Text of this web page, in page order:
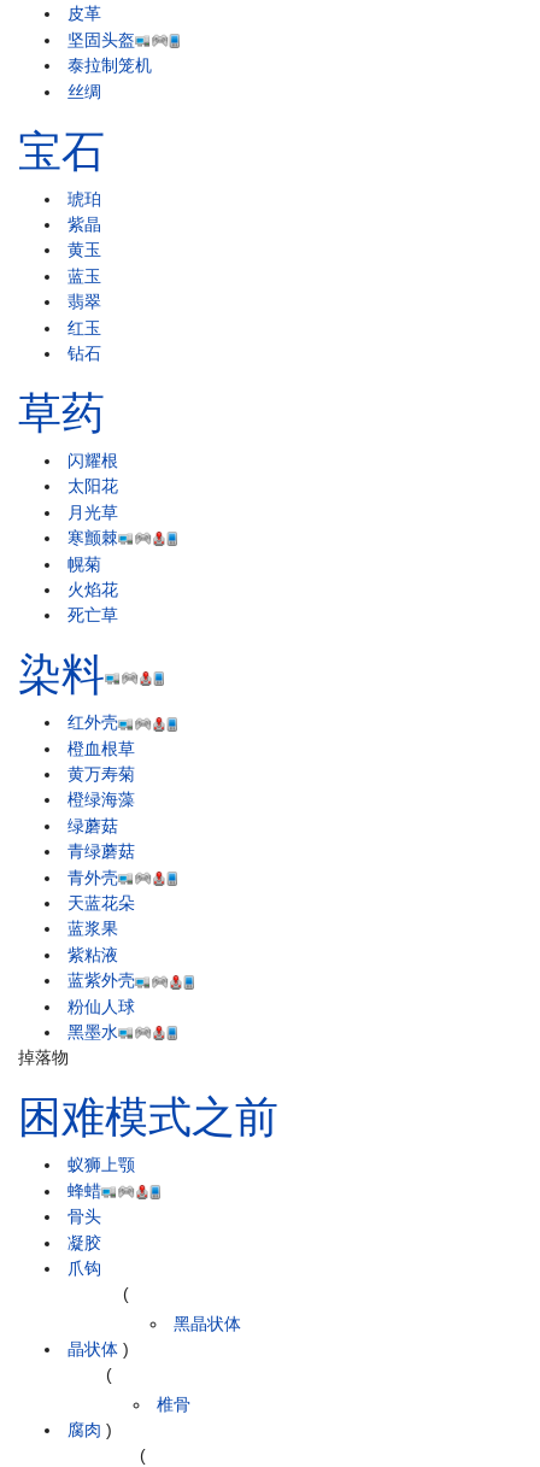
皮革
坚固头盔
泰拉制笼机
丝绸
宝石
琥珀
紫晶
黄玉
蓝玉
翡翠
红玉
钻石
草药
闪耀根
太阳花
月光草
寒颤棘
幌菊
火焰花
死亡草
染料
红外壳
橙血根草
黄万寿菊
橙绿海藻
绿蘑菇
青绿蘑菇
青外壳
天蓝花朵
蓝浆果
紫粘液
蓝紫外壳
粉仙人球
黑墨水
掉落物
困难模式之前
蚁狮上颚
蜂蜡
骨头
凝胶
爪钩
晶状体
(
黑晶状体
)
腐肉
(
椎骨
)
(